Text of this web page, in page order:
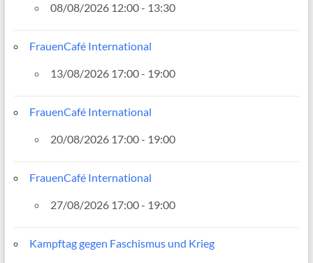
08/08/2026 12:00 - 13:30
FrauenCafé International
13/08/2026 17:00 - 19:00
FrauenCafé International
20/08/2026 17:00 - 19:00
FrauenCafé International
27/08/2026 17:00 - 19:00
Kampftag gegen Faschismus und Krieg